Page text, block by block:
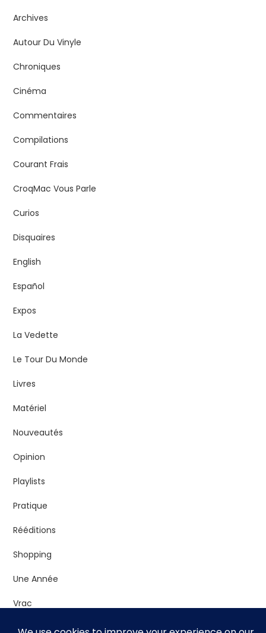
Archives
Autour Du Vinyle
Chroniques
Cinéma
Commentaires
Compilations
Courant Frais
CroqMac Vous Parle
Curios
Disquaires
English
Español
Expos
La Vedette
Le Tour Du Monde
Livres
Matériel
Nouveautés
Opinion
Playlists
Pratique
Rééditions
Shopping
Une Année
Vrac